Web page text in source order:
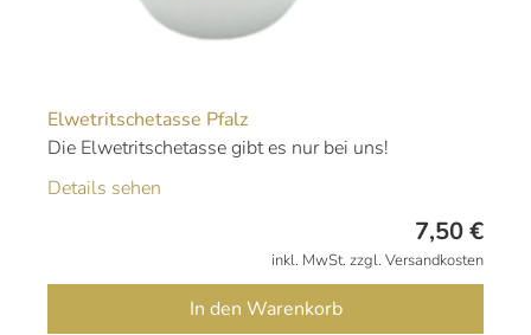
Elwetritschetasse Pfalz
Die Elwetritschetasse gibt es nur bei uns!
Details sehen
7,50€
inkl. MwSt. zzgl. Versandkosten
In den Warenkorb